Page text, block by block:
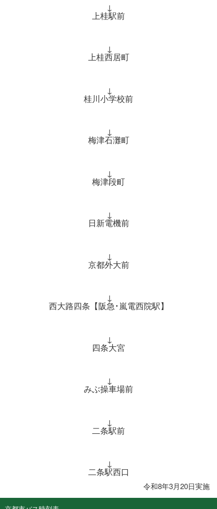
↓
上桂駅前
↓
上桂西居町
↓
桂川小学校前
↓
梅津石灘町
↓
梅津段町
↓
日新電機前
↓
京都外大前
↓
西大路四条【阪急･嵐電西院駅】
↓
四条大宮
↓
みぶ操車場前
↓
二条駅前
↓
二条駅西口
令和8年3月20日実施